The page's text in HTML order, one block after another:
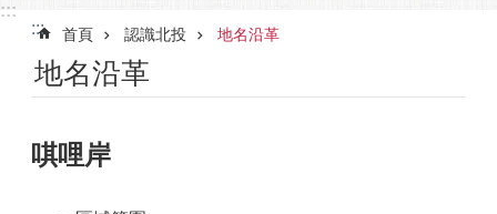
:::
:::
首頁 認識北投 地名沿革
地名沿革
唭哩岸